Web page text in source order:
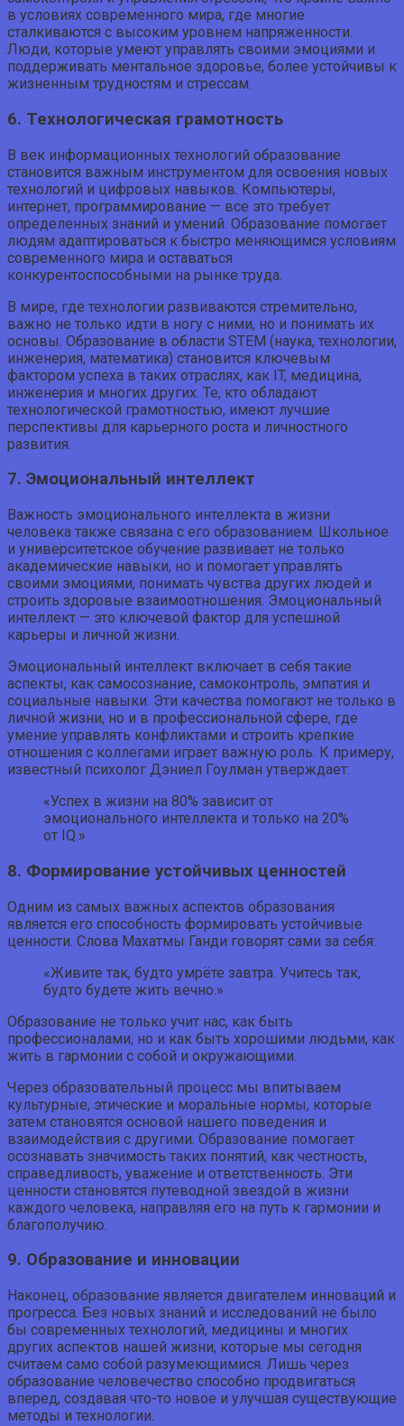
в условиях современного мира, где многие
сталкиваются с высоким уровнем напряженности.
Люди, которые умеют управлять своими эмоциями и
поддерживать ментальное здоровье, более устойчивы к
жизненным трудностям и стрессам.
6. Технологическая грамотность
В век информационных технологий образование
становится важным инструментом для освоения новых
технологий и цифровых навыков. Компьютеры,
интернет, программирование — все это требует
определенных знаний и умений. Образование помогает
людям адаптироваться к быстро меняющимся условиям
современного мира и оставаться
конкурентоспособными на рынке труда.
В мире, где технологии развиваются стремительно,
важно не только идти в ногу с ними, но и понимать их
основы. Образование в области STEM (наука, технологии,
инженерия, математика) становится ключевым
фактором успеха в таких отраслях, как IT, медицина,
инженерия и многих других. Те, кто обладают
технологической грамотностью, имеют лучшие
перспективы для карьерного роста и личностного
развития.
7. Эмоциональный интеллект
Важность эмоционального интеллекта в жизни
человека также связана с его образованием. Школьное
и университетское обучение развивает не только
академические навыки, но и помогает управлять
своими эмоциями, понимать чувства других людей и
строить здоровые взаимоотношения. Эмоциональный
интеллект — это ключевой фактор для успешной
карьеры и личной жизни.
Эмоциональный интеллект включает в себя такие
аспекты, как самосознание, самоконтроль, эмпатия и
социальные навыки. Эти качества помогают не только в
личной жизни, но и в профессиональной сфере, где
умение управлять конфликтами и строить крепкие
отношения с коллегами играет важную роль. К примеру,
известный психолог Дэниел Гоулман утверждает:
«Успех в жизни на 80% зависит от
эмоционального интеллекта и только на 20%
от IQ.»
8. Формирование устойчивых ценностей
Одним из самых важных аспектов образования
является его способность формировать устойчивые
ценности. Слова Махатмы Ганди говорят сами за себя:
«Живите так, будто умрёте завтра. Учитесь так,
будто будете жить вечно.»
Образование не только учит нас, как быть
профессионалами, но и как быть хорошими людьми, как
жить в гармонии с собой и окружающими.
Через образовательный процесс мы впитываем
культурные, этические и моральные нормы, которые
затем становятся основой нашего поведения и
взаимодействия с другими. Образование помогает
осознавать значимость таких понятий, как честность,
справедливость, уважение и ответственность. Эти
ценности становятся путеводной звездой в жизни
каждого человека, направляя его на путь к гармонии и
благополучию.
9. Образование и инновации
Наконец, образование является двигателем инноваций и
прогресса. Без новых знаний и исследований не было
бы современных технологий, медицины и многих
других аспектов нашей жизни, которые мы сегодня
считаем само собой разумеющимися. Лишь через
образование человечество способно продвигаться
вперед, создавая что-то новое и улучшая существующие
методы и технологии.